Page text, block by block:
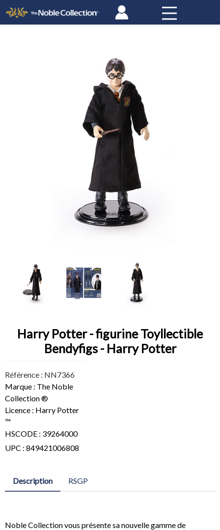
Harry Potter - figurine Toyllectible
Bendyfigs - Harry Potter
Référence : NN7366
Marque : The Noble
Collection ®
Licence : Harry Potter
™
HSCODE : 39264000
UPC : 849421006808
Description RSGP
Noble Collection vous présente sa nouvelle gamme de
Panneau de gestion des cookies